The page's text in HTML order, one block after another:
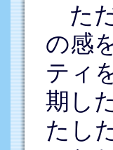
た
の感
ティ
期し
たし